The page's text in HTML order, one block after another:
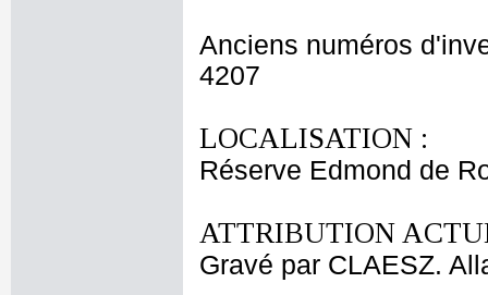
Anciens numéros
4207
LOCALISATION :
Réserve Edmond de
ATTRIBUTION
Gravé par CLAESZ.